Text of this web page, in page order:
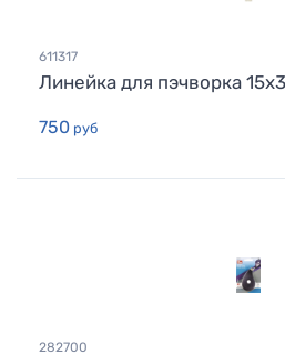
611317
Линейка для пэчворка
750 руб
282700